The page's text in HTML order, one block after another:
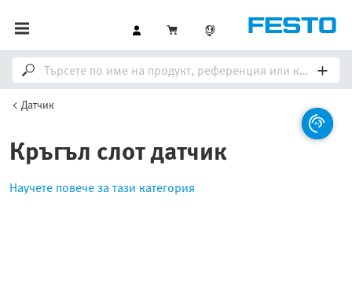
Датчик
Кръгъл слот датчик
Научете повече за тази категория